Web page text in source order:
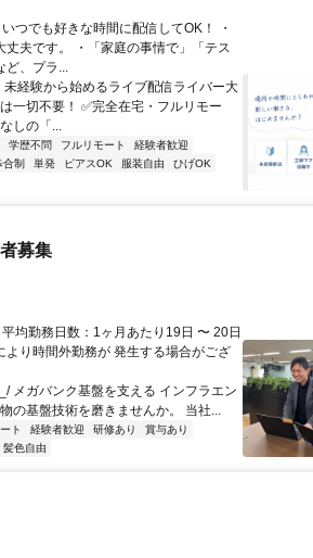
つでも好きな時間に配信してOK！ ・
丈夫です。 ・「家庭の事情で」「テス
ど、プラ...
経験から始めるライブ配信ライバー大
一切不要！ ✅完全在宅・フルリモー
しの「...
学歴不問 フルリモート
経験者歓迎
合制 単発 ピアスOK 服装自由
ひげOK
募集
均勤務日数：1ヶ月あたり19日 〜 20日
り時間外勤務が 発生する場合がござ
メガバンク基盤を支える インフラエン
の基盤技術を磨きませんか。 当社...
ト 経験者歓迎 研修あり
賞与あり
髪色自由